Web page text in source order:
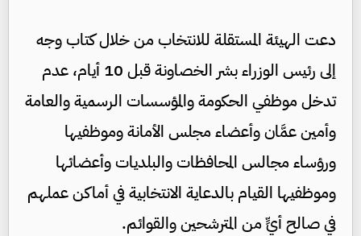
دعت الهيئة المستقلة للانتخاب من خلال كتاب وجه
إلى رئيس الوزراء بشر الخصاونة قبل 10 أيام، عدم
تدخل موظفي الحكومة والمؤسسات الرسمية والعامة
وأمين عمَّان وأعضاء مجلس الأمانة وموظفيها
ورؤساء مجالس المحافظات والبلديات وأعضائها
وموظفيها القيام بالدعاية الانتخابية في أماكن عملهم
في صالح أيٍّ من المترشحين والقوائم.